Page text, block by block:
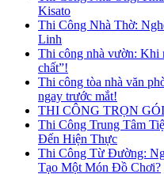
Kisato
Thi Công Nhà Thờ:
Linh
Thi công nhà vườn: Khi
chất”!
Thi công tòa nhà văn
ngay trước mắt!
THI CÔNG TRỌN GÓI
Thi Công Trung Tâm
Đến Hiện Thực
Thi Công Từ Đường:
Tạo Một Món Đồ Chơi?